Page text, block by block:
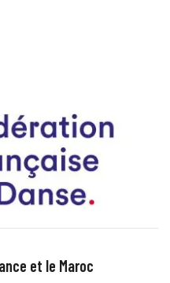
et le Maroc